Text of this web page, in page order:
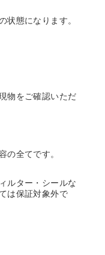
状態になります。
物をご確認いただ
の全てです。
ルター・シールな
は保証対象外で